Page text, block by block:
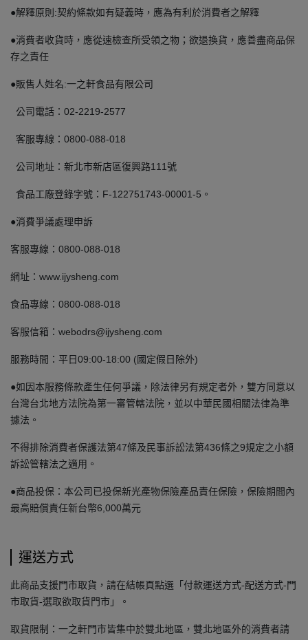
●解釋原則:契約條款如有疑義時，應為有利於消費者之解釋
●消費者收貨時，應從速檢查所受領之物；欲退換貨，應善盡商品保
存之責任
●販售人姓名:一之軒食品有限公司
公司電話：02-2219-2577
客服專線：0800-088-018
公司地址：新北市新店區復興路111號
食品工廠登錄字號：F-122751743-00001-5。
●消費爭議處理申訴
客服專線：0800-088-018
網址：www.ijysheng.com
食品專線：0800-088-018
客服信箱：webodrs@ijysheng.com
服務時間：平日09:00-18:00 (國定假日除外)
●如因本服務條款產生任何爭議，除法律另有規定者外，雙方同意以
台灣台北地方法院為第一審管轄法院，並以中華民國相關法律為準
據法。
不得排除消費者保護法第47條及民事訴訟法第436條之9規定之小額
訴訟管轄法之適用。
●商品投保：本公司已投保新光產物保險產品責任保險，保險期間內
最高賠償責任新台幣6,000萬元
運送方式
此商品支援門市取貨，請在結帳頁點選「付款運送方式-配送方式-門
市取貨-選取欲取貨門市」。
取貨限制：一之軒門市皆集中於雙北地區，雙北地區外的消費者請